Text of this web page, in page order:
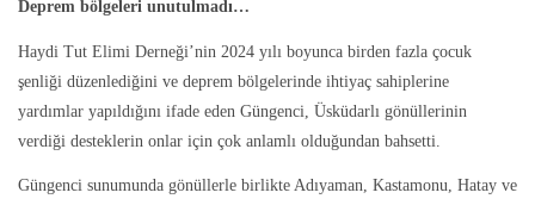
Deprem bölgeleri unutulmadı…
Haydi Tut Elimi Derneği’nin 2024 yılı boyunca birden fazla çocuk
şenliği düzenlediğini ve deprem bölgelerinde ihtiyaç sahiplerine
yardımlar yapıldığını ifade eden Güngenci, Üsküdarlı gönüllerinin
verdiği desteklerin onlar için çok anlamlı olduğundan bahsetti.
Güngenci sunumunda gönüllerle birlikte Adıyaman, Kastamonu, Hatay ve